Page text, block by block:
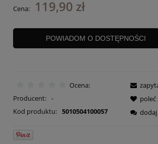
Cena: 119,90 zł
POWIADOM O DOSTĘPNOŚCI
Ocena:
Producent: -
Kod produktu: 5010504100057